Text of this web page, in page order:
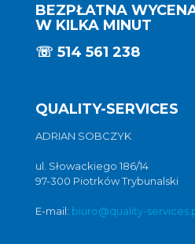
BEZPŁATNA
W KILKA MINUT
☏ 514 561 238
QUALITY-SERVICES
ADRIAN SOBCZYK
ul. Słowackiego 186/14
97-300 Piotrków Trybunalski
E-mail: biuro@quality-